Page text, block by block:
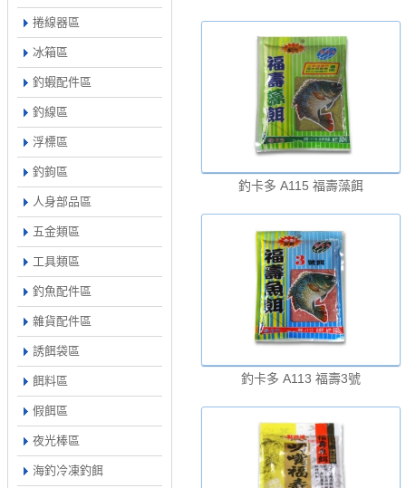
捲線器區
冰箱區
釣蝦配件區
釣線區
浮標區
釣鉤區
人身部品區
五金類區
工具類區
釣魚配件區
雜貨配件區
誘餌袋區
餌料區
假餌區
夜光棒區
海釣冷凍釣餌
釣卡多 A115 福壽藻餌
釣卡多 A113 福壽3號